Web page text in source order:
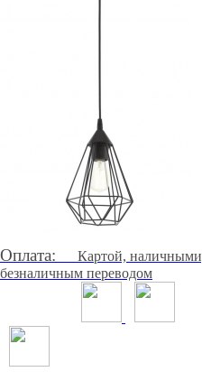
Оплата: Картой,
безналичным переводом